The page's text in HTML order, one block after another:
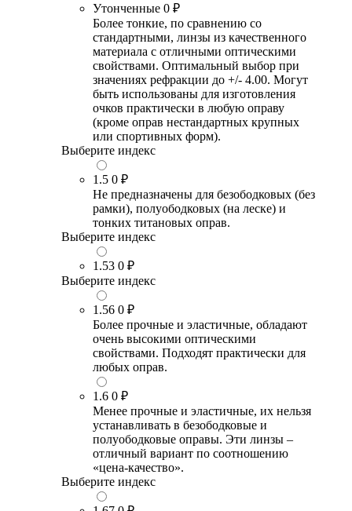
Утонченные 0 ₽
Более тонкие, по сравнению со
стандартными, линзы из качественного
материала с отличными оптическими
свойствами. Оптимальный выбор при
значениях рефракции до +/- 4.00. Могут
быть использованы для изготовления
очков практически в любую оправу
(кроме оправ нестандартных крупных
или спортивных форм).
Выберите индекс
1.5 0 ₽
Не предназначены для безободковых (без
рамки), полуободковых (на леске) и
тонких титановых оправ.
Выберите индекс
1.53 0 ₽
Выберите индекс
1.56 0 ₽
Более прочные и эластичные, обладают
очень высокими оптическими
свойствами. Подходят практически для
любых оправ.
1.6 0 ₽
Менее прочные и эластичные, их нельзя
устанавливать в безободковые и
полуободковые оправы. Эти линзы –
отличный вариант по соотношению
«цена-качество».
Выберите индекс